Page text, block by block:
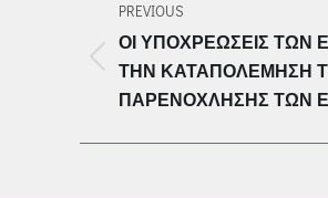
NAVIGATION
PREVIOUS
Previous
post:
ΟΙ ΥΠΟΧΡΕΏΣΕΙΣ ΤΩΝ
ΤΗΝ ΚΑΤΑΠΟΛΈΜΗΣΗ
ΠΑΡΕΝΌΧΛΗΣΗΣ ΤΩΝ